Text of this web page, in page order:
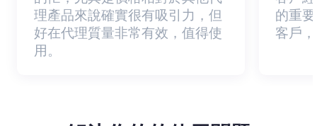
理產品來說確實很有吸引力，但
好在代理質量非常有效，值得使
用。
的重
客戶